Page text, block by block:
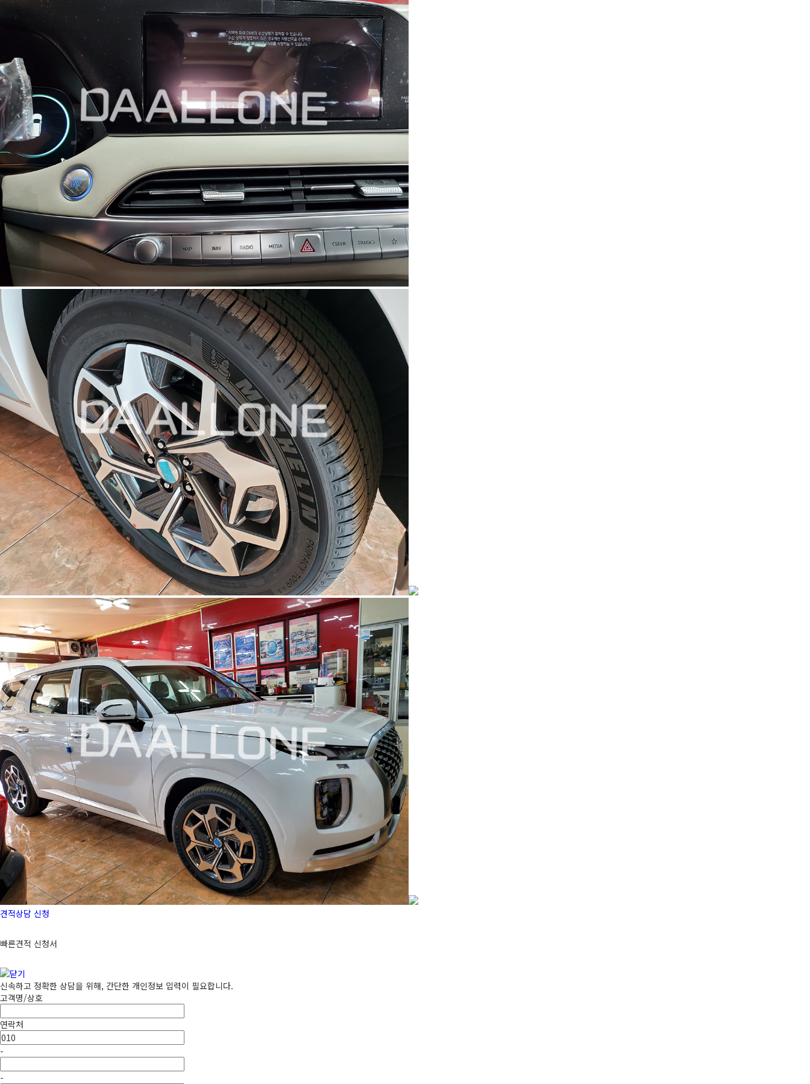
견적상담 신청
빠른견적 신청서
신속하고 정확한 상담을 위해, 간단한 개인정보 입력이 필요합니다.
고객명/상호
연락처
-
-